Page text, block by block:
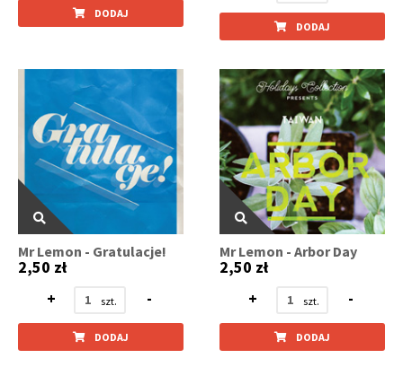
DODAJ
DODAJ
Mr Lemon - Gratulacje!
2,50 zł
+
-
DODAJ
Mr Lemon - Arbor Day
2,50 zł
+
-
DODAJ